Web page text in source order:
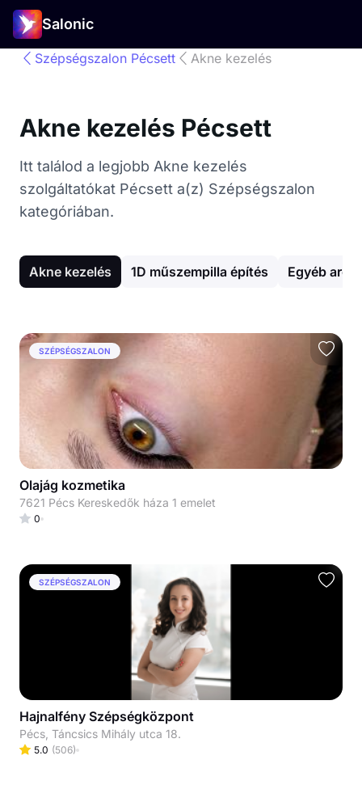
Salonic
Szépségszalon Pécsett Akne kezelés
Akne kezelés Pécsett
Itt találod a legjobb Akne kezelés
szolgáltatókat Pécsett a(z) Szépségszalon
kategóriában.
Akne kezelés 1D műszempilla építés Egyéb
SZÉPSÉGSZALON
Olajág kozmetika
7621 Pécs Kereskedők háza 1 emelet
0
SZÉPSÉGSZALON
Hajnalfény Szépségközpont
Pécs, Táncsics Mihály utca 18.
5.0 (506)